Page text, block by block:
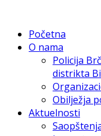
Početna
O nama
Policija
distrikta
Obilježja
Aktuelnosti